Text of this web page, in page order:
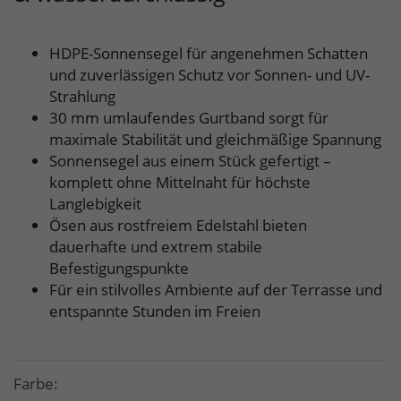
HDPE-Sonnensegel für angenehmen Schatten
und zuverlässigen Schutz vor Sonnen- und UV-
Strahlung
30 mm umlaufendes Gurtband sorgt für
maximale Stabilität und gleichmäßige Spannung
Sonnensegel aus einem Stück gefertigt –
komplett ohne Mittelnaht für höchste
Langlebigkeit
Ösen aus rostfreiem Edelstahl bieten
dauerhafte und extrem stabile
Befestigungspunkte
Für ein stilvolles Ambiente auf der Terrasse und
entspannte Stunden im Freien
Farbe: